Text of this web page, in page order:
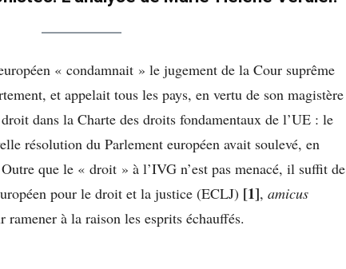
« condamnait » le jugement de la Cour suprême
et appelait tous les pays, en vertu de son magistère
dans la Charte des droits fondamentaux de l’UE : le
résolution du Parlement européen avait soulevé, en
que le « droit » à l’IVG n’est pas menacé, il suffit de
pour le droit et la justice (ECLJ) [1], amicus
ramener à la raison les esprits échauffés.